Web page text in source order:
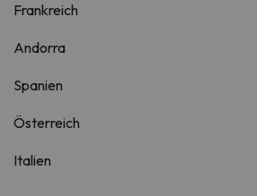
Frankreich
Andorra
Spanien
Österreich
Italien